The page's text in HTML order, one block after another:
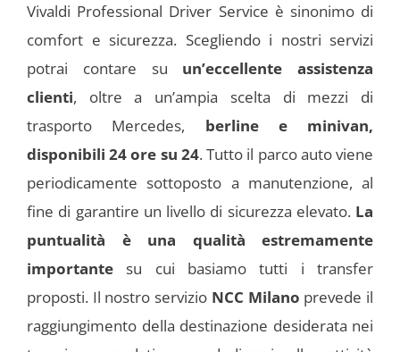
Vivaldi Professional Driver Service è sinonimo di
comfort e sicurezza. Scegliendo i nostri servizi
potrai contare su un’eccellente assistenza
clienti, oltre a un’ampia scelta di mezzi di
trasporto Mercedes, berline e minivan,
disponibili 24 ore su 24. Tutto il parco auto viene
periodicamente sottoposto a manutenzione, al
fine di garantire un livello di sicurezza elevato. La
puntualità è una qualità estremamente
importante su cui basiamo tutti i transfer
proposti. Il nostro servizio NCC Milano prevede il
raggiungimento della destinazione desiderata nei